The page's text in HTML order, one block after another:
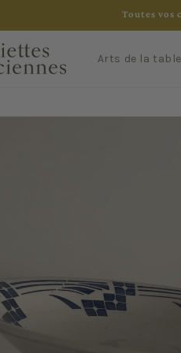
Toutes vos
Arts de la table